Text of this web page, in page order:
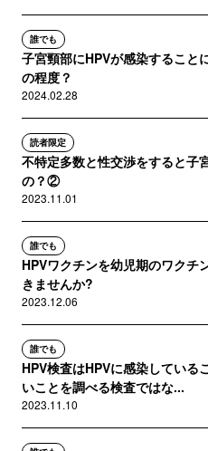
誰でも
子宮頸部にHPVが感染すること
の程度？
2024.02.28
読者限定
不特定多数と性交渉をすると子
の？②
2023.11.01
誰でも
HPVワクチンを幼児期のワクチ
きませんか?
2023.12.06
誰でも
HPV検査はHPVに感染している
いことを調べる検査ではな...
2023.11.10